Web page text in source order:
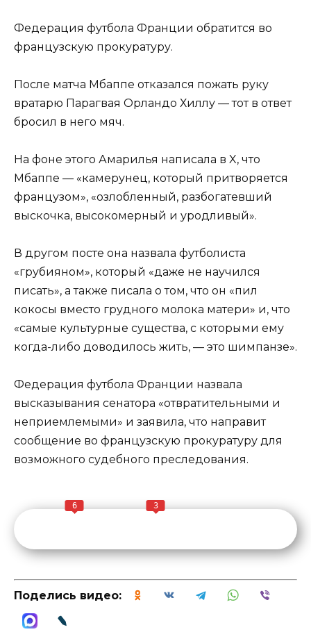
Федерация футбола Франции обратится во
французскую прокуратуру.
После матча Мбаппе отказался пожать руку
вратарю Парагвая Орландо Хиллу — тот в ответ
бросил в него мяч.
На фоне этого Амарилья написала в X, что
Мбаппе — «камерунец, который притворяется
французом», «озлобленный, разбогатевший
выскочка, высокомерный и уродливый».
В другом посте она назвала футболиста
«грубияном», который «даже не научился
писать», а также писала о том, что он «пил
кокосы вместо грудного молока матери» и, что
«самые культурные существа, с которыми ему
когда-либо доводилось жить, — это шимпанзе».
Федерация футбола Франции назвала
высказывания сенатора «отвратительными и
неприемлемыми» и заявила, что направит
сообщение во французскую прокуратуру для
возможного судебного преследования.
6 3
Поделись видео: